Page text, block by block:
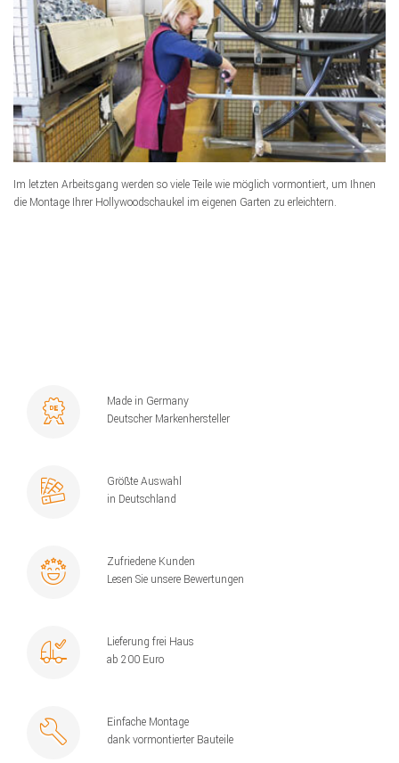
Im letzten Arbeitsgang werden so viele Teile wie möglich vormontiert, um Ihnen
die Montage Ihrer Hollywoodschaukel im eigenen Garten zu erleichtern.
Made in Germany
Deutscher Markenhersteller
Größte Auswahl
in Deutschland
Zufriedene Kunden
Lesen Sie unsere Bewertungen
Lieferung frei Haus
ab 200 Euro
Einfache Montage
dank vormontierter Bauteile